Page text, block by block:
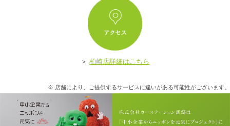
＞ 柏崎店詳細はこちら
※ 店舗により、ご提供するサービスに違いがある可能性がございます。